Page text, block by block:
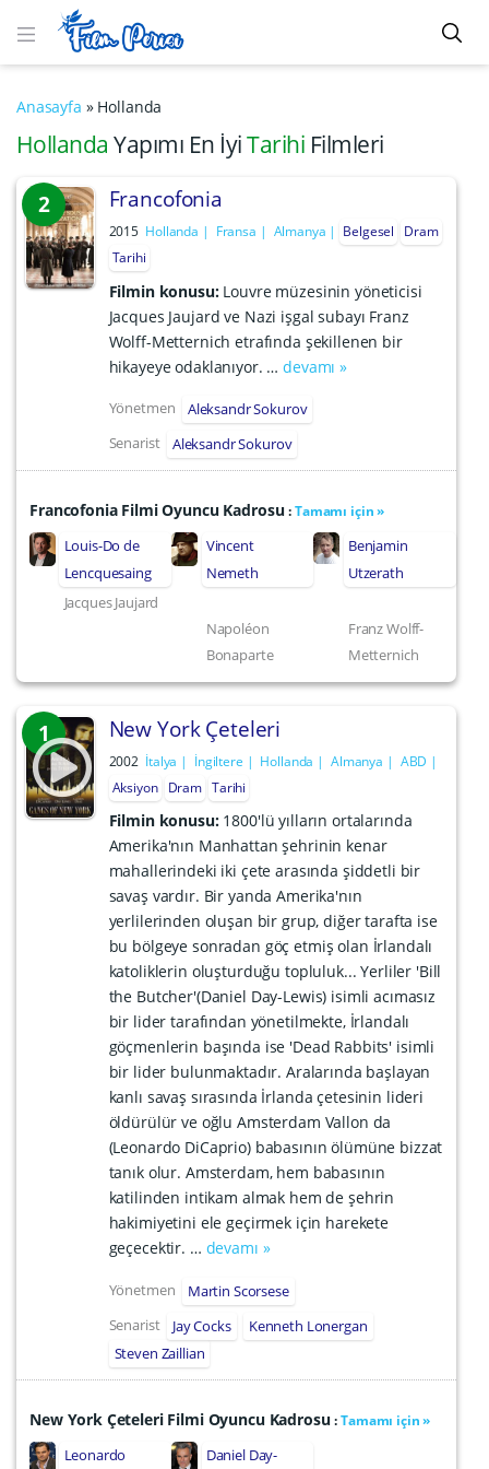
Anasayfa » Hollanda
Hollanda Yapımı En İyiTarihi Filmleri
2 Francofonia
2015 Hollanda Fransa Almanya Belgesel
Dram
Tarihi
Filmin konusu: Louvre müzesinin yöneticisi
Jacques Jaujard ve Nazi işgal subayı Franz
Wolff-Metternich etrafında şekillenen bir
hikayeye odaklanıyor. …devamı »
Yönetmen
Aleksandr Sokurov
Senarist
Aleksandr Sokurov
Francofonia Filmi Oyuncu Kadrosu:Tamamı için »
Louis-Do de
Lencquesaing
Jacques Jaujard
Vincent
Nemeth
Napoléon
Bonaparte
Benjamin
Utzerath
Franz Wolff-
Metternich
1 New York Çeteleri
2002 İtalya İngiltere Hollanda Almanya
ABD
Aksiyon
Dram Tarihi
Filmin konusu: 1800'lü yılların ortalarında
Amerika'nın Manhattan şehrinin kenar
mahallerindeki iki çete arasında şiddetli bir
savaş vardır. Bir yanda Amerika'nın
yerlilerinden oluşan bir grup, diğer tarafta ise
bu bölgeye sonradan göç etmiş olan İrlandalı
katoliklerin oluşturduğu topluluk... Yerliler 'Bill
the Butcher'(Daniel Day-Lewis) isimli acımasız
bir lider tarafından yönetilmekte, İrlandalı
göçmenlerin başında ise 'Dead Rabbits' isimli
bir lider bulunmaktadır. Aralarında başlayan
kanlı savaş sırasında İrlanda çetesinin lideri
öldürülür ve oğlu Amsterdam Vallon da
(Leonardo DiCaprio) babasının ölümüne bizzat
tanık olur. Amsterdam, hem babasının
katilinden intikam almak hem de şehrin
hakimiyetini ele geçirmek için harekete
geçecektir. … devamı »
Yönetmen
Martin Scorsese
Senarist
Jay Cocks
Kenneth Lonergan
Steven Zaillian
New York Çeteleri Filmi Oyuncu Kadrosu:Tamamı için »
Leonardo
Daniel Day-